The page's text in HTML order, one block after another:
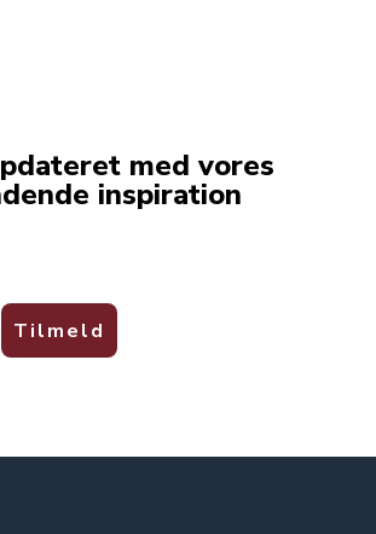
med vores
inspiration
Tilmeld